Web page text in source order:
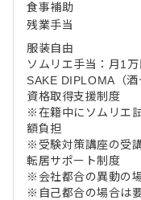
食事補助
残業手当
服装自由
ソムリエ手当：月1万
SAKE DIPLOMA（
資格取得支援制度
※在籍中にソムリエ
額負担
※受験対策講座の受
転居サポート制度
※会社都合の異動の
※自己都合の場合は